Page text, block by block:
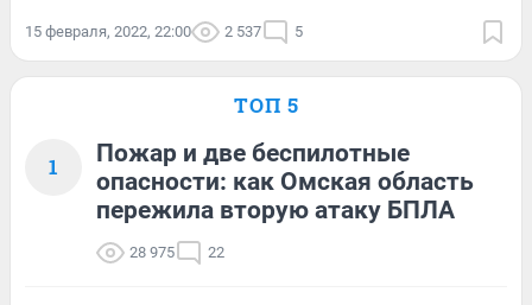
15 февраля, 2022, 22:00 2 537 5
ТОП 5
1
Пожар и две беспилотные
опасности: как Омская область
пережила вторую атаку БПЛА
28 975 22